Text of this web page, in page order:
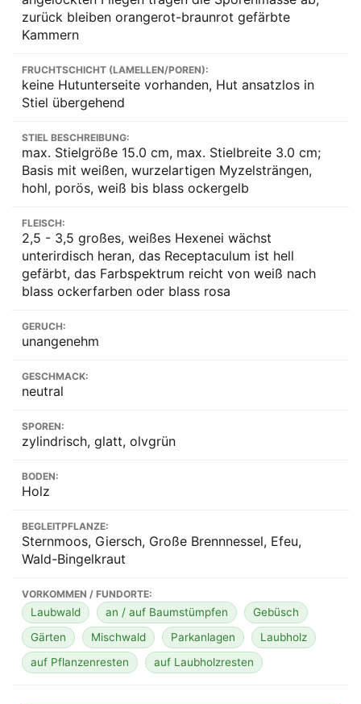
zurück bleiben orangerot-braunrot gefärbte
Kammern
FRUCHTSCHICHT (LAMELLEN/POREN):
keine Hutunterseite vorhanden, Hut ansatzlos in
Stiel übergehend
STIEL BESCHREIBUNG:
max. Stielgröße 15.0 cm, max. Stielbreite 3.0 cm;
Basis mit weißen, wurzelartigen Myzelsträngen,
hohl, porös, weiß bis blass ockergelb
FLEISCH:
2,5 - 3,5 großes, weißes Hexenei wächst
unterirdisch heran, das Receptaculum ist hell
gefärbt, das Farbspektrum reicht von weiß nach
blass ockerfarben oder blass rosa
GERUCH:
unangenehm
GESCHMACK:
neutral
SPOREN:
zylindrisch, glatt, olvgrün
BODEN:
Holz
BEGLEITPFLANZE:
Sternmoos, Giersch, Große Brennnessel, Efeu,
Wald-Bingelkraut
VORKOMMEN / FUNDORTE:
Laubwald an / auf Baumstümpfen
Gebüsch
Gärten
Mischwald Parkanlagen
Laubholz
auf Pflanzenresten
auf Laubholzresten